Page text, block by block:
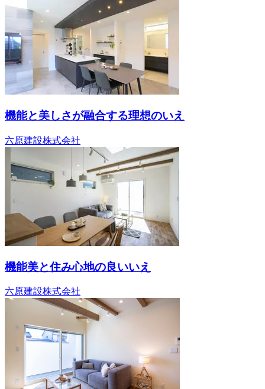
機能と美しさが融合する理想のいえ
六原建設株式会社
機能美と住み心地の良いいえ
六原建設株式会社